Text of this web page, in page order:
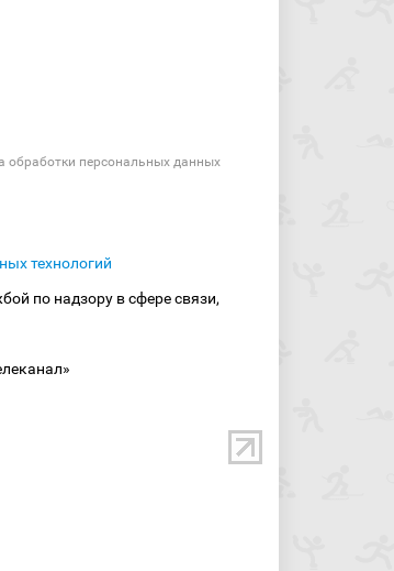
обработки персональных данных
технологий
по надзору в сфере связи,